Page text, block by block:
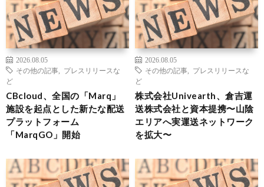
2026.08.05
その他の記事
プレスリリースな
ど
CBcloud、全国の「Marq」
施設を起点とした新たな配送
プラットフォーム
「MarqGO」開始
2026.08.05
その他の記事
プレスリリースな
ど
株式会社Univearth、倉吉運
送株式会社と資本提携〜山陰
エリアへ実運送ネットワーク
を拡大〜